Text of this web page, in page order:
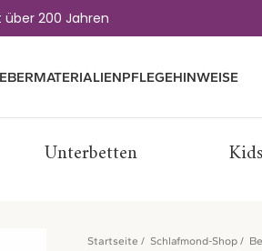
MATERIALIENPFLEGEHINWEISE
Unterbetten Kids
Startseite Schlafmond-Shop
200 Jahren